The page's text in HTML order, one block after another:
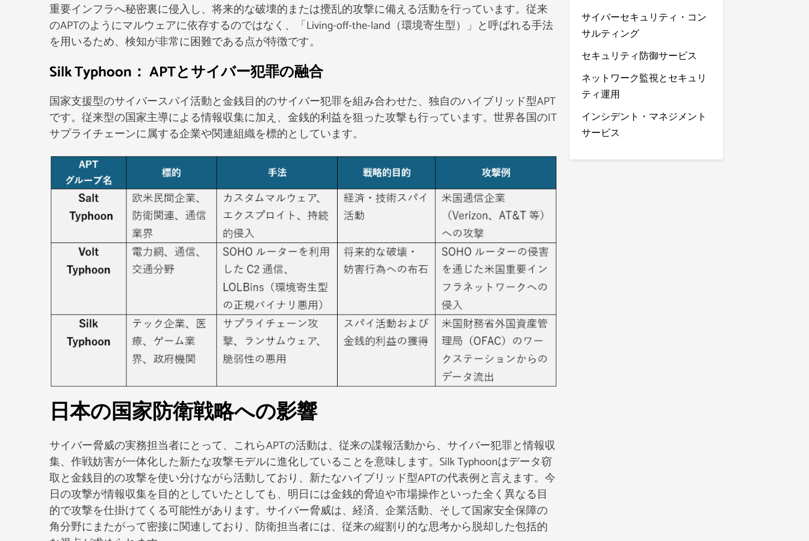
重要インフラへ秘密裏に侵入し、将来的な破壊的または攪乱的攻撃に備える活動を行っています。従来
のAPTのようにマルウェアに依存するのではなく、「Living-off-the-land（環境寄生型）」と呼ばれる手法
を用いるため、検知が非常に困難である点が特徴です。
Silk Typhoon： APTとサイバー犯罪の融合
国家支援型のサイバースパイ活動と金銭目的のサイバー犯罪を組み合わせた、独自のハイブリッド型APT
です。従来型の国家主導による情報収集に加え、金銭的利益を狙った攻撃も行っています。世界各国のIT
サプライチェーンに属する企業や関連組織を標的としています。
日本の国家防衛戦略への影響
サイバー脅威の実務担当者にとって、これらAPTの活動は、従来の諜報活動から、サイバー犯罪と情報収
集、作戦妨害が一体化した新たな攻撃モデルに進化していることを意味します。Silk Typhoonはデータ窃
取と金銭目的の攻撃を使い分けながら活動しており、新たなハイブリッド型APTの代表例と言えます。今
日の攻撃が情報収集を目的としていたとしても、明日には金銭的脅迫や市場操作といった全く異なる目
的で攻撃を仕掛けてくる可能性があります。サイバー脅威は、経済、企業活動、そして国家安全保障の
角分野にまたがって密接に関連しており、防衛担当者には、従来の縦割り的な思考から脱却した包括的
サイバーセキュリティ・コン
サルティング
セキュリティ防御サービス
ネットワーク監視とセキュリ
ティ運用
インシデント・マネジメント
サービス